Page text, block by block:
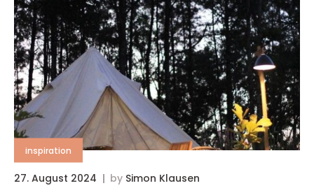
inspiration
27. August 2024 by Simon Klausen